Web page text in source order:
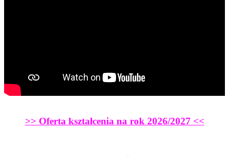
>> Oferta kształcenia na rok 2026/2027 <<